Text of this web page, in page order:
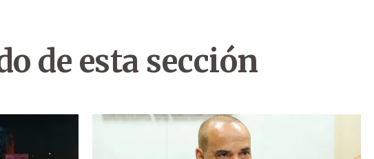
de esta sección